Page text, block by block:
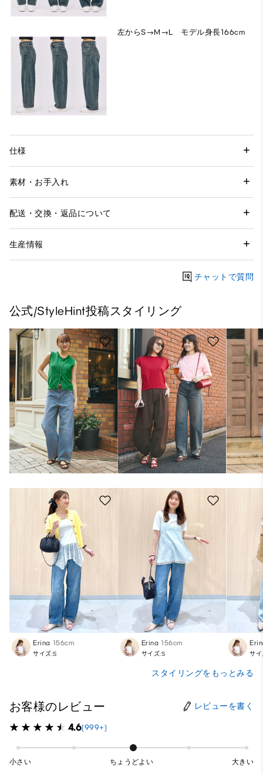
左からS→M→L モデル身長166cm
仕様
素材・お手入れ
配送・交換・返品について
生産情報
チャットで質問
公式/StyleHint投稿スタイリング
Erina 156cm
サイズ:S
Erina 156cm
サイズ:S サイ
スタイリングをもっとみる
お客様のレビュー レビューを書く
4.6(999+)
小さい ちょうどよい 大きい